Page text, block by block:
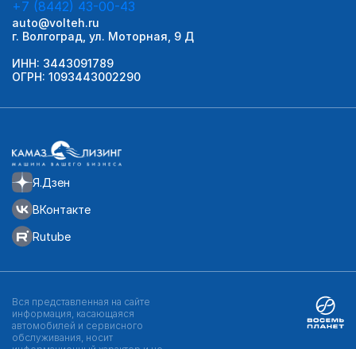
Я.Дзен
ВКонтакте
Rutube
+7 (8442) 43-00-43
auto@volteh.ru
г. Волгоград, ул. Моторная, 9 Д
ИНН: 3443091789
ОГРН: 1093443002290
Вся представленная на сайте
информация, касающаяся
автомобилей и сервисного
обслуживания, носит